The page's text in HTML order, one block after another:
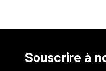
Souscrire à